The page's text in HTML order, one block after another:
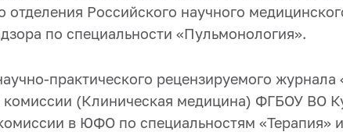
отделения Российского научного
по специальности «Пульмонология».
практического рецензируемого
(Клиническая медицина) ФГБОУ ВО
в ЮФО по специальностям «Терапия»